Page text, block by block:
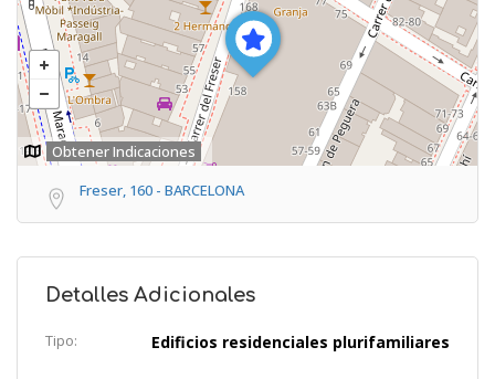
Obtener Indicaciones
Freser, 160 - BARCELONA
Detalles Adicionales
Tipo: Edificios residenciales plurifamiliares